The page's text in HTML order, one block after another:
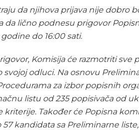
da njihova prijava nije dobro
da lično podnesu prigovor
godine do 16:00 sati.
Komisija će razmotriti sve
odluci. Na osnovu
za izbor popisnih
listu od 235 popisivača od
kriterije. Također će Popisna
kandidata sa Preliminarne